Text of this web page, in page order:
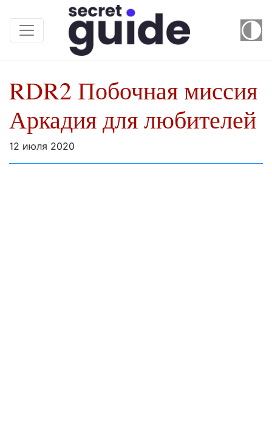
RDR2 Побочная миссия
Аркадия для любителей
12 июля 2020